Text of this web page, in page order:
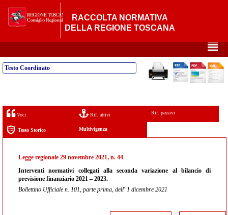
RACCOLTA NORMATIVA
DELLA REGIONE TOSCANA
²
Testo Coordinato
Voci Rif. attivi Rif. passivi
Testo Storico Multivigenza
Legge regionale 29 novembre 2021, n. 44
Interventi normativi collegati alla seconda variazione al bilancio di
previsione finanziario 2021 – 2023.
Bollettino Ufficiale n. 101, parte prima, dell' 1 dicembre 2021